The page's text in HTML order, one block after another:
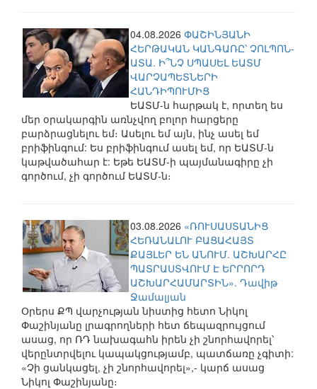
04.08.2026 ՓԱՇԻՆՅԱՆԻ
ՀԵՐԹԱԿԱՆ ԿԱՆԳԱՌԸ՝ ՉՈԼՊՈՆ-
ԱՏԱ. Ի՞ՆՉ ՍՊԱՍԵԼ ԵԱՏՄ
ՎԱՐՉԱՊԵՏՆԵՐԻ
ՀԱՆԴԻՊՈՒՄԻՑ
ԵԱՏՄ-ն հարթակ է, որտեղ ես
մեր օրակարգին առնչվող բոլոր հարցերը
բարձրացնելու եմ։ Ասելու եմ այն, ինչ ասել եմ
բրիֆինգում: Ես բրիֆինգում ասել եմ, որ ԵԱՏՄ-ն
կաթվածահար է: Եթե ԵԱՏՄ-ի պայմանագիրը չի
գործում, չի գործում ԵԱՏՄ-ն։
03.08.2026 «ՌՈՒՍԱՍՏԱՆԻՑ
ՀԵՌԱՆԱԼՈՒ ԲԱՑԱՀԱՅՏ
ՔԱՅԼԵՐ ԵՆ ԱՆՈՒՄ. ԱՇԽԱՐՀԸ
ՊԱՏՐԱՍՏՎՈՒՄ Է ԵՐՐՈՐԴ
ԱՇԽԱՐՀԱՄԱՐՏԻՆ». Դավիթ
Ջամալյան
Օրերս ՔՊ վարչության նիստից հետո Նիկոլ
Փաշինյանը լրագրողների հետ ճեպազրույցում
ասաց, որ ՌԴ նախագահն իրեն չի շնորհավորել՝
վերընտրվելու կապակցությամբ, պատճառը չգիտի:
«Չի ցանկացել, չի շնորհավորել»,- կարճ ասաց
Նիկոլ Փաշինյանը։